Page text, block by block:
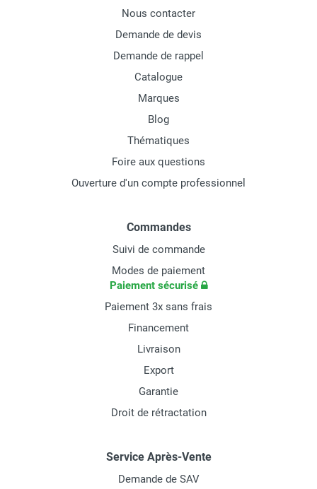
Nous contacter
Demande de devis
Demande de rappel
Catalogue
Marques
Blog
Thématiques
Foire aux questions
Ouverture d'un compte professionnel
Commandes
Suivi de commande
Modes de paiement
Paiement sécurisé
Paiement 3x sans frais
Financement
Livraison
Export
Garantie
Droit de rétractation
Service Après-Vente
Demande de SAV